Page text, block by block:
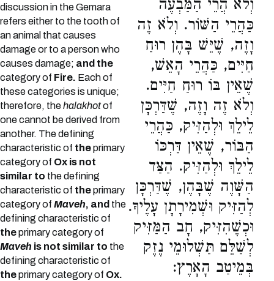
discussion in the Gemara
refers either to the tooth of
an animal that causes
damage or to a person who
causes damage; and the
category of Fire. Each of
these categories is unique;
therefore, thehalakhotof
one cannot be derived from
another. The defining
characteristic of theprimary
category of Ox is not
similar to the defining
characteristic of theprimary
category of Maveh, and the
defining characteristic of
theprimary category of
Maveh is not similar to the
defining characteristic of
theprimary category of Ox.
וְלֹא הֲרֵי הַמַּבְעֶה
כַּהֲרֵי הַשּׁוֹר. וְלֹא זֶה
וָזֶה, שֶׁיֵּשׁ בָּהֶן רוּחַ
חַיִּים, כַּהֲרֵי הָאֵשׁ,
שֶׁאֵין בּוֹ רוּחַ חַיִּים.
וְלֹא זֶה וָזֶה, שֶׁדַּרְכָּן
לֵילֵךְ וּלְהַזִּיק, כַּהֲרֵי
הַבּוֹר, שֶׁאֵין דַּרְכּוֹ
לֵילֵךְ וּלְהַזִּיק. הַצַּד
הַשָּׁוֶה שֶׁבָּהֶן, שֶׁדַּרְכָּן
לְהַזִּיק וּשְׁמִירָתָן עָלֶיךָ.
וּכְשֶׁהִזִּיק, חָב הַמַּזִּיק
לְשַׁלֵּם תַּשְׁלוּמֵי נֶזֶק
בְּמֵיטַב הָאָרֶץ: